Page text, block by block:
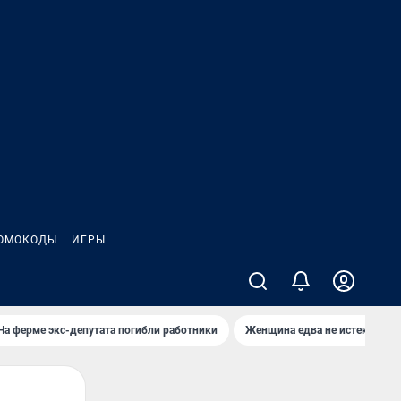
ИГРЫ
ферме экс-депутата погибли работники Женщина едва не истекла